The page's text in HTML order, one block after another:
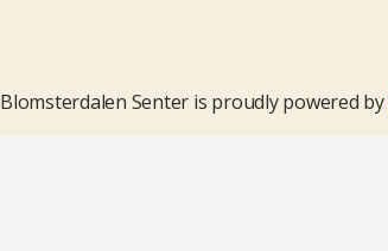
Blomsterdalen Senter is proudly powered by